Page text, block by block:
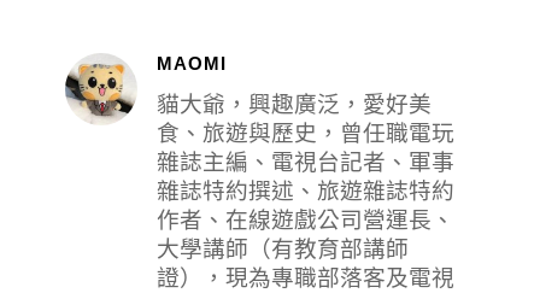
MAOMI
貓大爺，興趣廣泛，愛好美
食、旅遊與歷史，曾任職電玩
雜誌主編、電視台記者、軍事
雜誌特約撰述、旅遊雜誌特約
作者、在線遊戲公司營運長、
大學講師（有教育部講師
證），現為專職部落客及電視